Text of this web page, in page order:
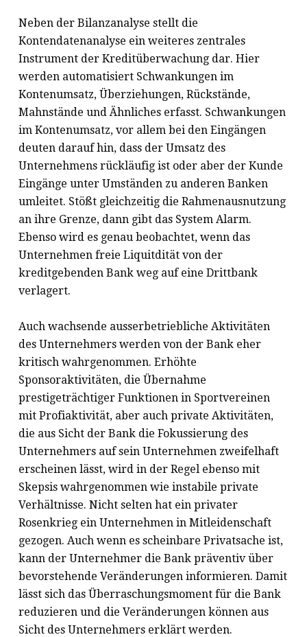
Neben der Bilanzanalyse stellt die
Kontendatenanalyse ein weiteres zentrales
Instrument der Kreditüberwachung dar. Hier
werden automatisiert Schwankungen im
Kontenumsatz, Überziehungen, Rückstände,
Mahnstände und Ähnliches erfasst. Schwankungen
im Kontenumsatz, vor allem bei den Eingängen
deuten darauf hin, dass der Umsatz des
Unternehmens rückläufig ist oder aber der Kunde
Eingänge unter Umständen zu anderen Banken
umleitet. Stößt gleichzeitig die Rahmenausnutzung
an ihre Grenze, dann gibt das System Alarm.
Ebenso wird es genau beobachtet, wenn das
Unternehmen freie Liquitdität von der
kreditgebenden Bank weg auf eine Drittbank
verlagert.
Auch wachsende ausserbetriebliche Aktivitäten
des Unternehmers werden von der Bank eher
kritisch wahrgenommen. Erhöhte
Sponsoraktivitäten, die Übernahme
prestigeträchtiger Funktionen in Sportvereinen
mit Profiaktivität, aber auch private Aktivitäten,
die aus Sicht der Bank die Fokussierung des
Unternehmers auf sein Unternehmen zweifelhaft
erscheinen lässt, wird in der Regel ebenso mit
Skepsis wahrgenommen wie instabile private
Verhältnisse. Nicht selten hat ein privater
Rosenkrieg ein Unternehmen in Mitleidenschaft
gezogen. Auch wenn es scheinbare Privatsache ist,
kann der Unternehmer die Bank präventiv über
bevorstehende Veränderungen informieren. Damit
lässt sich das Überraschungsmoment für die Bank
reduzieren und die Veränderungen können aus
Sicht des Unternehmers erklärt werden.